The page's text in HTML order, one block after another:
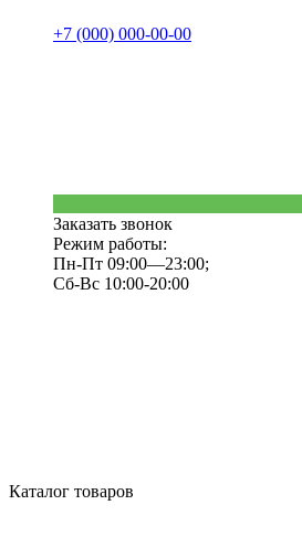
+7 (000) 000-00-00
Заказать звонок
Режим работы:
Пн-Пт 09:00—23:00;
Сб-Вс 10:00-20:00
Каталог товаров